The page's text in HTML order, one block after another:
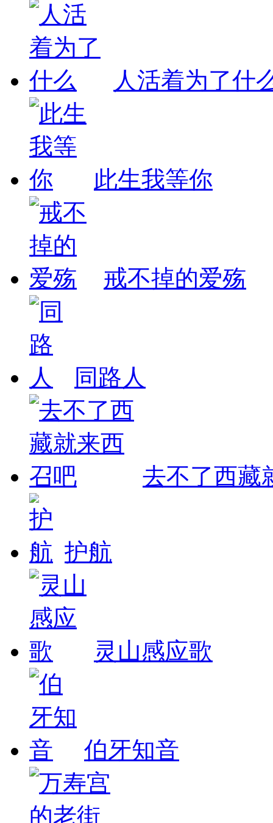
人活着为了什
此生我等你
戒不掉的爱殇
同路人
去不了西藏
护航
灵山感应歌
伯牙知音